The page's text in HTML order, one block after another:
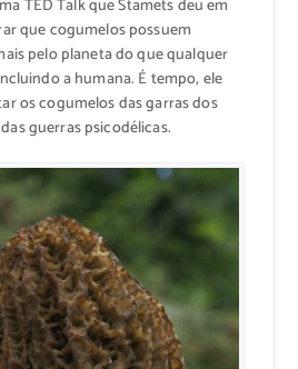
TED Talk que Stamets deu em
que cogumelos possuem
pelo planeta do que qualquer
a humana. É tempo, ele
os cogumelos das garras dos
guerras psicodélicas.